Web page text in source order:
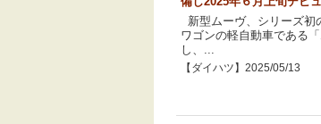
新型ムーヴ、シリーズ
ワゴンの軽自動車である
し、...
【ダイハツ】2025/05/13